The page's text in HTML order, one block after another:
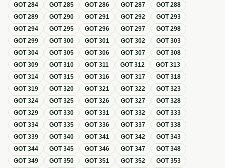
GOT284 GOT285 GOT286 GOT287 GOT288
GOT289 GOT290 GOT291 GOT292 GOT293
GOT294 GOT295 GOT296 GOT297 GOT298
GOT299 GOT300 GOT301 GOT302 GOT303
GOT304 GOT305 GOT306 GOT307 GOT308
GOT309 GOT310 GOT311 GOT312 GOT313
GOT314 GOT315 GOT316 GOT317 GOT318
GOT319 GOT320 GOT321 GOT322 GOT323
GOT324 GOT325 GOT326 GOT327 GOT328
GOT329 GOT330 GOT331 GOT332 GOT333
GOT334 GOT335 GOT336 GOT337 GOT338
GOT339 GOT340 GOT341 GOT342 GOT343
GOT344 GOT345 GOT346 GOT347 GOT348
GOT349 GOT350 GOT351 GOT352 GOT353